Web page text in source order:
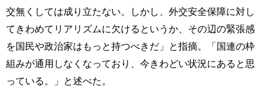
交無くしては成り立たない。しかし、外交安全保障に対し
てきわめてリアリズムに欠けるというか、その辺の緊張感
を国民や政治家はもっと持つべきだ」と指摘。「国連の枠
組みが通用しなくなっており、今きわどい状況にあると思
っている。」と述べた。